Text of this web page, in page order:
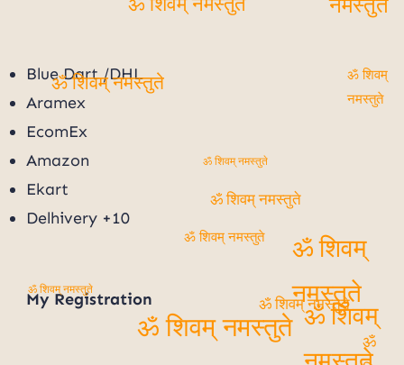
Blue Dart /DHL
Aramex
EcomEx
Amazon
Ekart
Delhivery +10
My Registration
ॐ शिवम्
नमस्तुते
ॐ शिवम् नमस्तुते
ॐ शिवम् नमस्तुते
ॐ शिवम् नमस्तुते
ॐ शिवम् नमस्तुते
ॐ शिवम् नमस्तुते
ॐ शिवम्
ॐ शिवम् नमस्तुते
ॐ शिवम्
नमस्तुते
ॐ शिवम् नमस्तुते
ॐ शिवम् नमस्तुते
नमस्तुते
ॐ